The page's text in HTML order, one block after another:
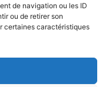
de navigation ou les ID
ou de retirer son
certaines caractéristiques